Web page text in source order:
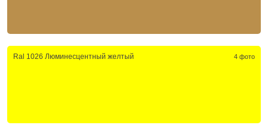
Ral 1026 Люминесцентный желтый 4 фото